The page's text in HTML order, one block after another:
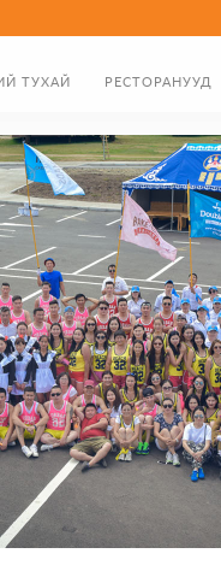
РЕСТОРАНУУД
ХООЛНЫ ЦЭС
ТУХАЙ
МЭНДЧИЛГЭЭ
ТҮҮХЭН ЗАМНАЛ
та бүхэндээ